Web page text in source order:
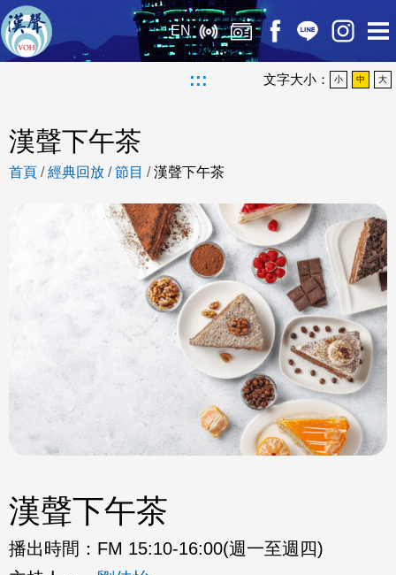
EN
::: 文字大小： 小 中 大
漢聲下午茶
首頁 /經典回放 /節目 /漢聲下午茶
漢聲下午茶
播出時間： FM 15:10-16:00(週一至週四)